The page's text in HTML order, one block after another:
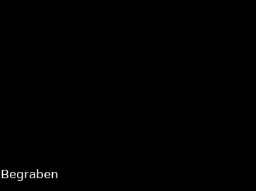
Begraben